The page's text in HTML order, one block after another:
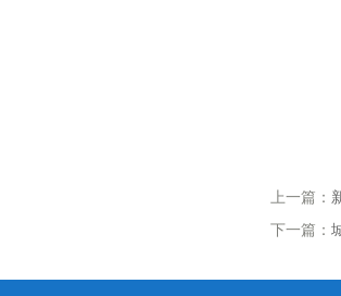
上一篇：
下一篇：